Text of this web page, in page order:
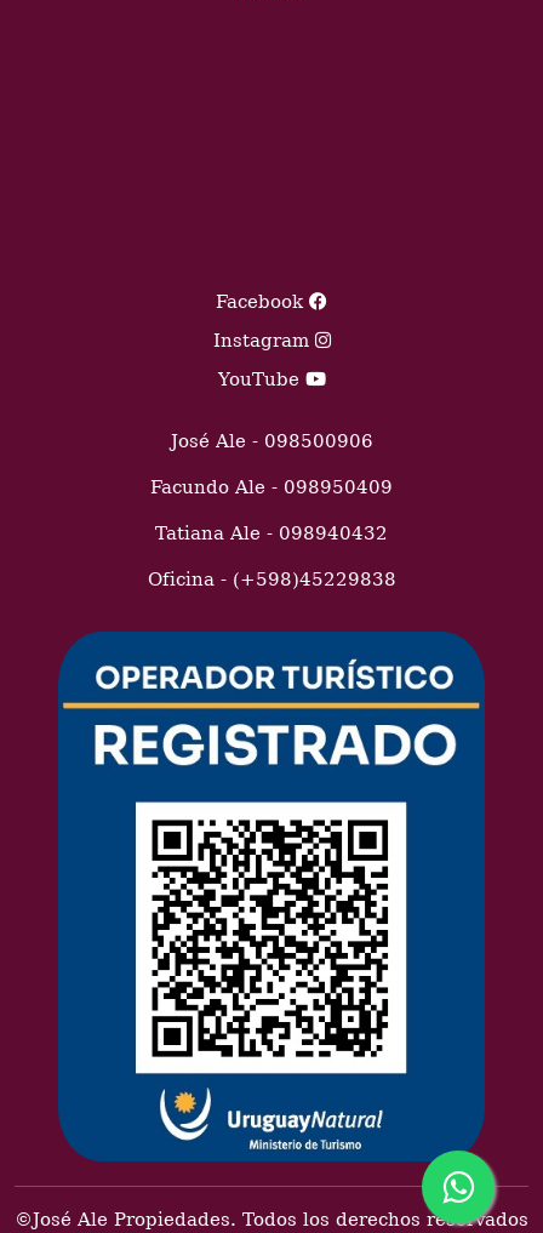
Facebook
Instagram
YouTube
José Ale - 098500906
Facundo Ale - 098950409
Tatiana Ale - 098940432
Oficina - (+598)45229838
©José Ale Propiedades. Todos los derechos reservados